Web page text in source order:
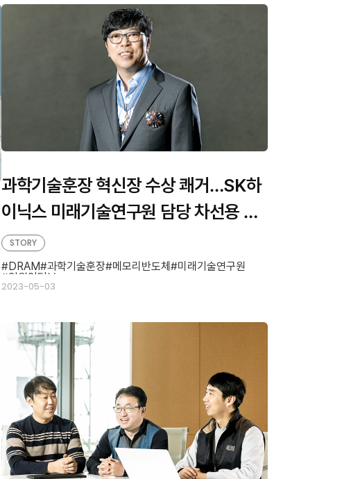
과학기술훈장 혁신장 수상 쾌거…SK하
이닉스 미래기술연구원 담당 차선용 부
사장 인터뷰
2023-05-03
STORY
DRAM 과학기술훈장 메모리반도체
미래기술연구원
임원인터뷰